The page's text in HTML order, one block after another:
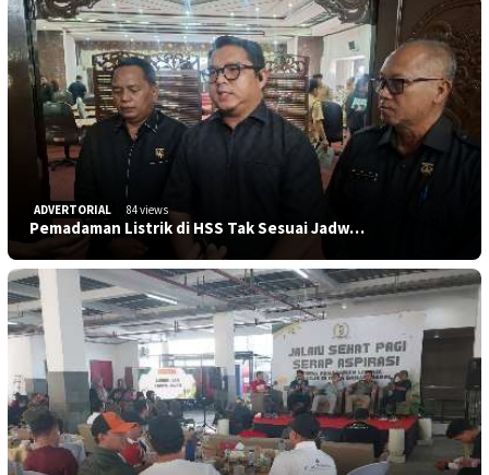
ADVERTORIAL 84 views
Pemadaman Listrik di HSS Tak Sesuai Jadw…